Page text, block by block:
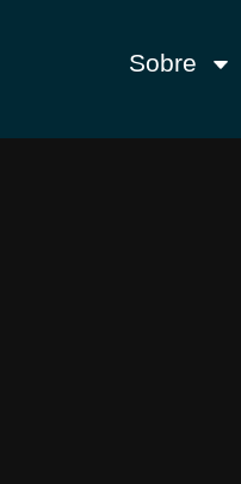
Sobre